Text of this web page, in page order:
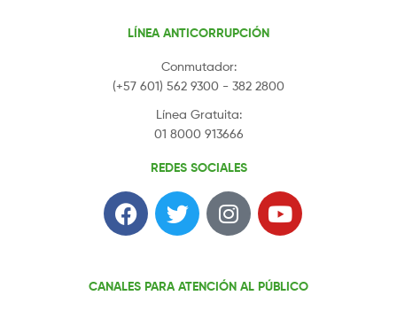
LÍNEA ANTICORRUPCIÓN
Conmutador:
(+57 601) 562 9300 - 382 2800
Línea Gratuita:
01 8000 913666
REDES SOCIALES
CANALES PARA ATENCIÓN AL PÚBLICO